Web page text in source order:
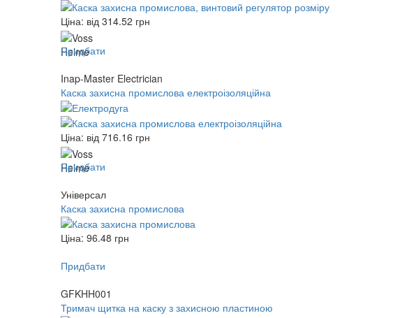
Ціна: від 314.52 грн
Придбати
Inap-Master Electrician
Каска захисна промислова електроізоляційна
Ціна: від 716.16 грн
Придбати
Універсал
Каска захисна промислова
Ціна: 96.48 грн
Придбати
GFKHH001
Тримач щитка на каску з захисною пластиною